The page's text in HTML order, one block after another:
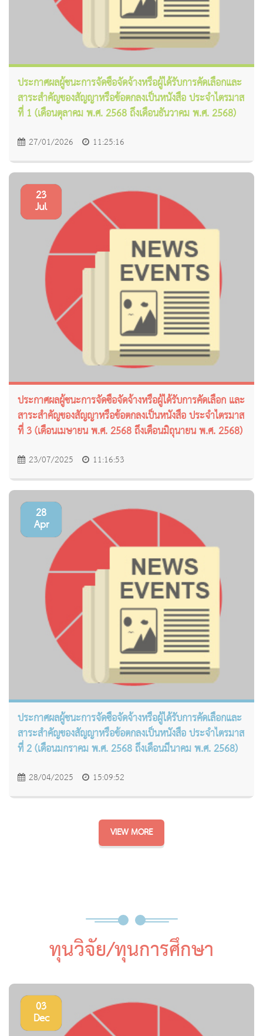
ประกาศผลผู้ชนะการจัดซื้อจัดจ้างหรือผู้ได้รับการคัดเลือกและ
สาระสำคัญของสัญญาหรือข้อตกลงเป็นหนังสือ ประจำไตรมาส
ที่ 1 (เดือนตุลาคม พ.ศ. 2568 ถึงเดือนธันวาคม พ.ศ. 2568)
27/01/2026 11:25:16
23
Jul
ประกาศผลผู้ชนะการจัดซื้อจัดจ้างหรือผู้ได้รับการคัดเลือก และ
สาระสำคัญของสัญญาหรือข้อตกลงเป็นหนังสือ ประจำไตรมาส
ที่ 3 (เดือนเมษายน พ.ศ. 2568 ถึงเดือนมิถุนายน พ.ศ. 2568)
23/07/2025 11:16:53
28
Apr
ประกาศผลผู้ชนะการจัดซื้อจัดจ้างหรือผู้ได้รับการคัดเลือกและ
สาระสำคัญของสัญญาหรือข้อตกลงเป็นหนังสือ ประจำไตรมาส
ที่ 2 (เดือนมกราคม พ.ศ. 2568 ถึงเดือนมีนาคม พ.ศ. 2568)
28/04/2025 15:09:52
VIEW MORE
ทุนวิจัย/ทุนการศึกษา
03
Dec